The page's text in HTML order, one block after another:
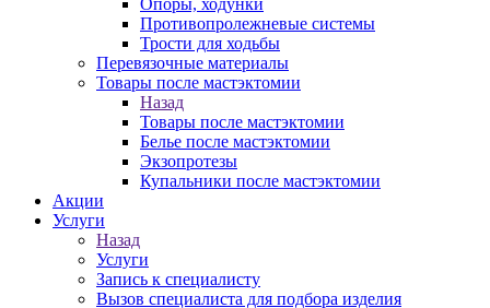
Опоры, ходунки
Противопролежневые системы
Трости для ходьбы
Перевязочные материалы
Товары после мастэктомии
Назад
Товары после мастэктомии
Белье после мастэктомии
Экзопротезы
Купальники после мастэктомии
Акции
Услуги
Назад
Услуги
Запись к специалисту
Вызов специалиста для подбора изделия